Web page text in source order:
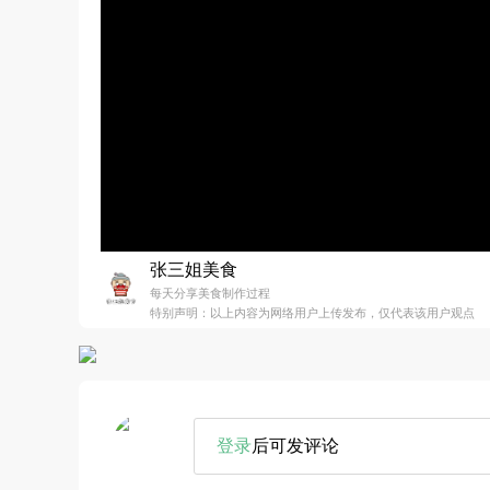
张三姐美食
每天分享美食制作过程
特别声明：以上内容为网络用户上传发布，仅代表该用户观点
登录后可发评论